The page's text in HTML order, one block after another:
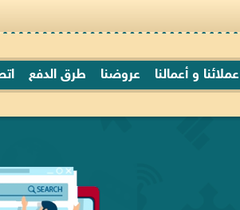
عملائنا و أعمالنا عروضنا طرق الدفع